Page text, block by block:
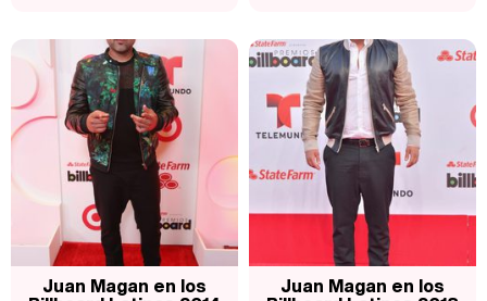
Juan Magan en los Juan Magan en los